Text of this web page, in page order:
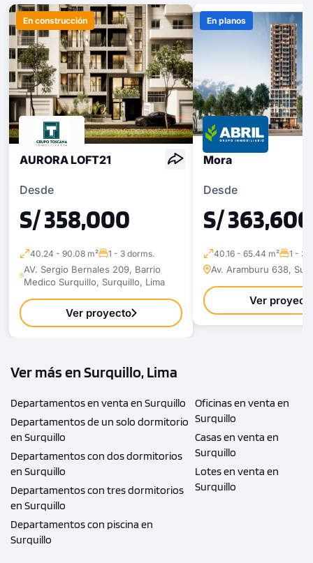
En construcción
AURORA LOFT21
Desde
S/ 358,000
40.24 - 90.08 m² 1 - 3 dorms.
AV. Sergio Bernales 209, Barrio
Medico Surquillo, Surquillo, Lima
Ver proyecto
En planos
Mora
Desde
S/ 363,600
40.16 - 65.44 m² 1 - 3
Av. Aramburu 638,
Ver
Ver más en Surquillo, Lima
Departamentos en venta en Surquillo
Departamentos de un solo dormitorio
en Surquillo
Departamentos con dos dormitorios
en Surquillo
Departamentos con tres dormitorios
en Surquillo
Departamentos con piscina en
Surquillo
Oficinas en venta en
Surquillo
Casas en venta en
Surquillo
Lotes en venta en
Surquillo